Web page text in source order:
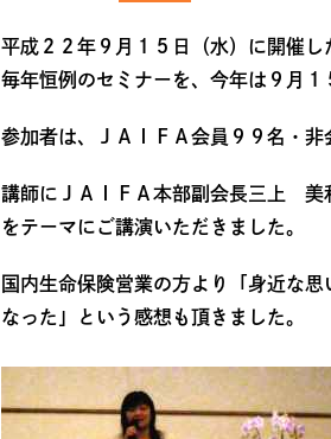
平成２２年９月１５日（水）に開催し
毎年恒例のセミナーを、今年は９月１
参加者は、ＪＡＩＦＡ会員９９名・
講師にＪＡＩＦＡ本部副会長三上 美
をテーマにご講演いただきました。
国内生命保険営業の方より「身近な
なった」という感想も頂きました。